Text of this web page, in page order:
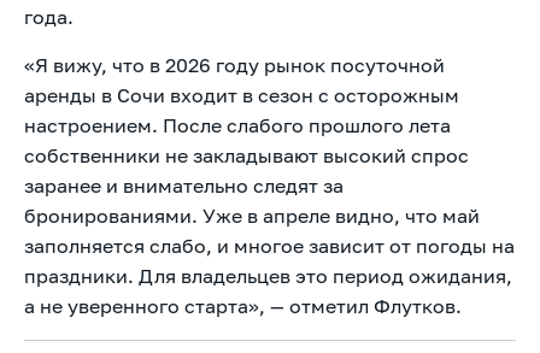
года.
«Я вижу, что в 2026 году рынок посуточной
аренды в Сочи входит в сезон с осторожным
настроением. После слабого прошлого лета
собственники не закладывают высокий спрос
заранее и внимательно следят за
бронированиями. Уже в апреле видно, что май
заполняется слабо, и многое зависит от погоды на
праздники. Для владельцев это период ожидания,
а не уверенного старта», — отметил Флутков.